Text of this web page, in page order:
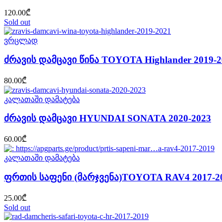
120.00₾
Sold out
ვრცლად
ძრავის დამცავი წინა TOYOTA Highlander 2019-
80.00₾
კალათაში დამატება
ძრავის დამცავი HYUNDAI SONATA 2020-2023
60.00₾
კალათაში დამატება
ფრთის საფენი (მარჯვენა)TOYOTA RAV4 2017-
25.00₾
Sold out